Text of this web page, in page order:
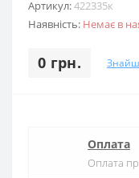
Артикул:422335к
Наявність: Немає в
0 грн.
Оплата
Оплата